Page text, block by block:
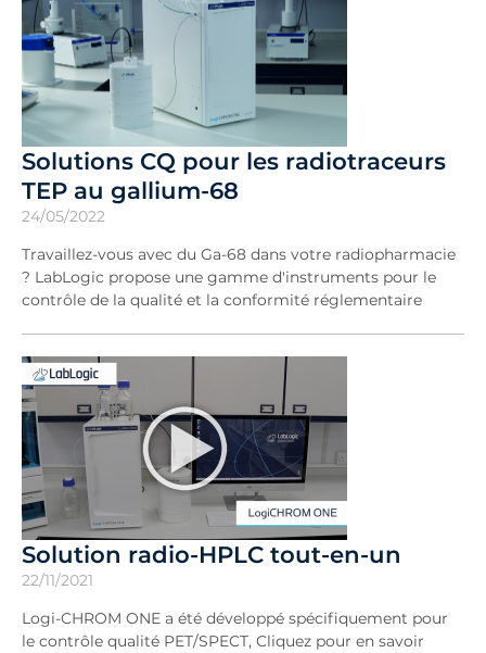
Solutions CQ pour les radiotraceurs
TEP au gallium-68
24/05/2022
Travaillez-vous avec du Ga-68 dans votre radiopharmacie
? LabLogic propose une gamme d'instruments pour le
contrôle de la qualité et la conformité réglementaire
Solution radio-HPLC tout-en-un
22/11/2021
Logi-CHROM ONE a été développé spécifiquement pour
le contrôle qualité PET/SPECT, Cliquez pour en savoir